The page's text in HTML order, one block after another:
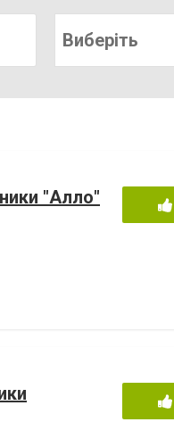
Виберіть
"Алло"